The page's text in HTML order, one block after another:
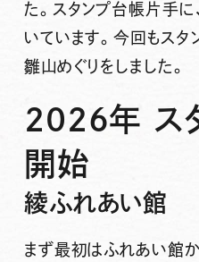
た。スタンプ台帳片手に
いています。今回もスタ
雛山めぐりをしました。
2026年 ス
開始
綾ふれあい館
まず最初はふれあい館か